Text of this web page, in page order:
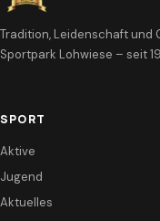
Tradition, Leidenschaft und
Sportpark Lohwiese – seit
SPORT
Aktive
Jugend
Aktuelles